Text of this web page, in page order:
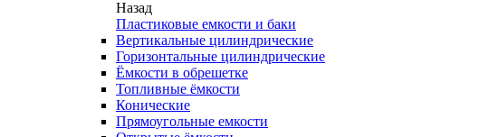
Назад
Пластиковые емкости и баки
Вертикальные цилиндрические
Горизонтальные цилиндрические
Ёмкости в обрешетке
Топливные ёмкости
Конические
Прямоугольные емкости